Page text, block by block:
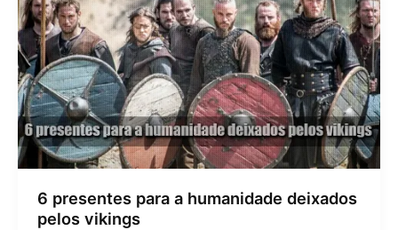
6 presentes para a humanidade deixados
pelos vikings